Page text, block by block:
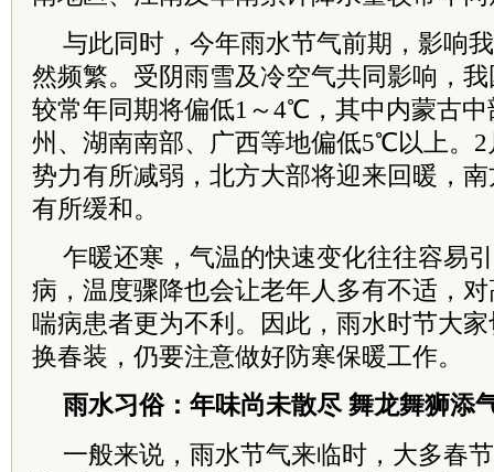
与此同时，今年雨水节气前期，影响
然频繁。受阴雨雪及冷空气共同影响，
较常年同期将偏低1～4℃，其中内蒙古
州、湖南南部、广西等地偏低5℃以上。
势力有所减弱，北方大部将迎来回暖，
有所缓和。
乍暖还寒，气温的快速变化往往容易
病，温度骤降也会让老年人多有不适，
喘病患者更为不利。因此，雨水时节大
换春装，仍要注意做好防寒保暖工作。
雨水习俗：年味尚未散尽 舞龙舞狮添
一般来说，雨水节气来临时，大多春